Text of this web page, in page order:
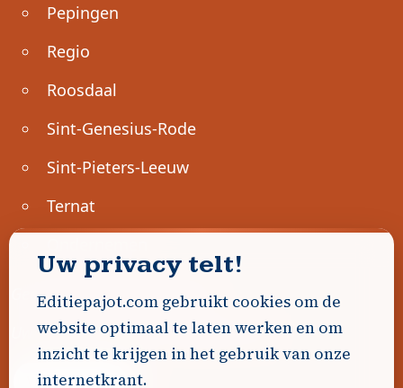
Pepingen
Regio
Roosdaal
Sint-Genesius-Rode
Sint-Pieters-Leeuw
Ternat
Geen advertenties gevonden.
Uw advertentie hier? Contacteer ons!
Word Partner!
Uw privacy telt!
Editiepajot.com gebruikt cookies om de
website optimaal te laten werken en om
inzicht te krijgen in het gebruik van onze
internetkrant.